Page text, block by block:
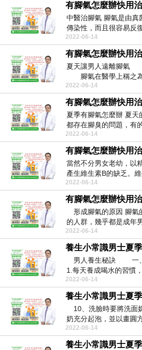
有腳氣怎麼辦快用
中醫治腳氣 腳氣是由真
傳染性，而且很容易反
經驗看，治...
2022-06-14
有腳氣怎麼辦快用
夏天讓男人遠離腳氣
腳氣在醫學上稱之為
真菌感...
2022-06-14
有腳氣怎麼辦快用
夏季有腳氣怎麼辦 夏
都存在腳臭的問題，有
兒，但有的人...
2022-06-14
有腳氣怎麼辦快用
當然不分男女老幼，以
產生維生素B的缺乏。
2022-06-14
有腳氣怎麼辦快用
形成腳氣的原因 腳氣
的人群，幾乎都是成年
上。...
2022-06-14
養生小常識男士夏
男人養生秘訣 一
1.每天養成喝水的習慣
吧。 ...
2022-06-14
養生小常識男士夏
10、洗臉時要將洗面
奶充分起泡，並以畫圓
尖與下巴後再...
2022-06-14
養生小常識男士夏